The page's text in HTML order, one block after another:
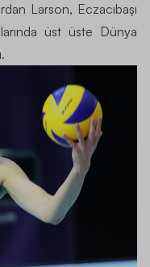
Larson, Eczacıbaşı
üst üste Dünya